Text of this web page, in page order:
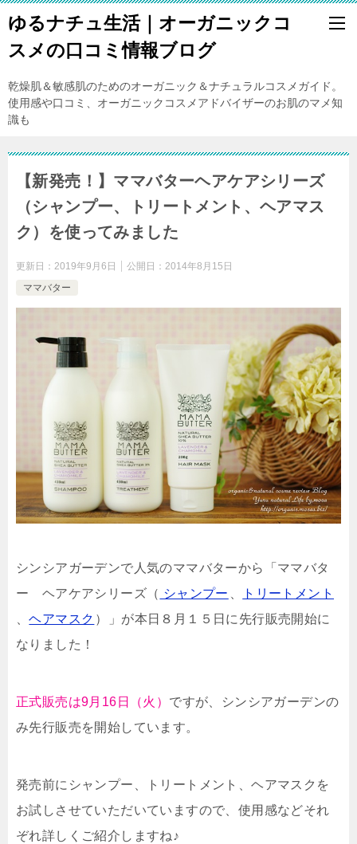
ゆるナチュ生活｜オーガニックコ
スメの口コミ情報ブログ
乾燥肌＆敏感肌のためのオーガニック＆ナチュラルコスメガイド。
使用感や口コミ、オーガニックコスメアドバイザーのお肌のマメ知
識も
【新発売！】ママバターヘアケアシリーズ
（シャンプー、トリートメント、ヘアマス
ク）を使ってみました
更新日： 2019年9月6日 公開日： 2014年8月15日
ママバター
シンシアガーデンで人気のママバターから「ママバタ
ー ヘアケアシリーズ（ シャンプー
トリートメント
、ヘアマスク ）」が本日８月１５日に先行販売開始に
なりました！
正式販売は9月16日（火） ですが、シンシアガーデンの
み先行販売を開始しています。
発売前にシャンプー、トリートメント、ヘアマスクを
お試しさせていただいていますので、使用感などそれ
ぞれ詳しくご紹介しますね♪